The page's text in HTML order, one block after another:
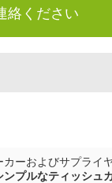
絡ください
ーおよびサプライ
ンプルなティッシュ